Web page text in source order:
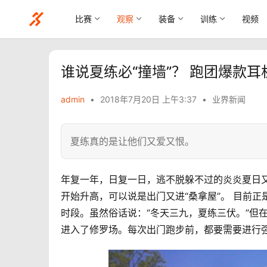
比赛 观察 装备 训练 视频
谁说夏练必“撞墙”？ 跑团爆款
admin • 2018年7月20日 上午3:37 • 业界新闻
夏练真的是让他们又爱又恨。
年复一年，日复一日，逃不脱躲不过的炎炎夏日
开始升高，可以说是出门又进“桑拿屋”。 目前
时段。虽然俗话说：“冬天三九，夏练三伏。”
进入了修罗场。每次出门跑步前，都要需要进